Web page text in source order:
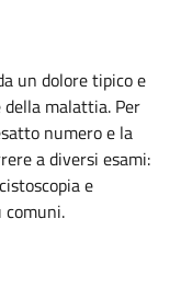
un dolore tipico e
malattia. Per
numero e la
a diversi esami:
e
comuni.